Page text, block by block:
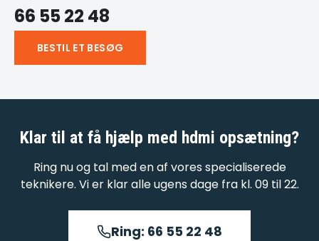
66 55 22 48
BESTIL ET BESØG
Klar til at få hjælp med hdmi opsætning?
Ring nu og tal med en af vores specialiserede
teknikere. Vi er klar alle ugens dage fra kl. 09 til 22.
Ring: 66 55 22 48